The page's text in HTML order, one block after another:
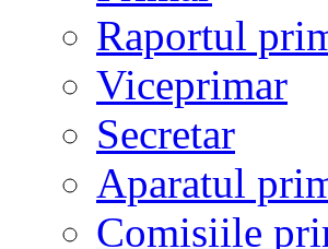
Raportul
Viceprimar
Secretar
Aparatul
Comisiile